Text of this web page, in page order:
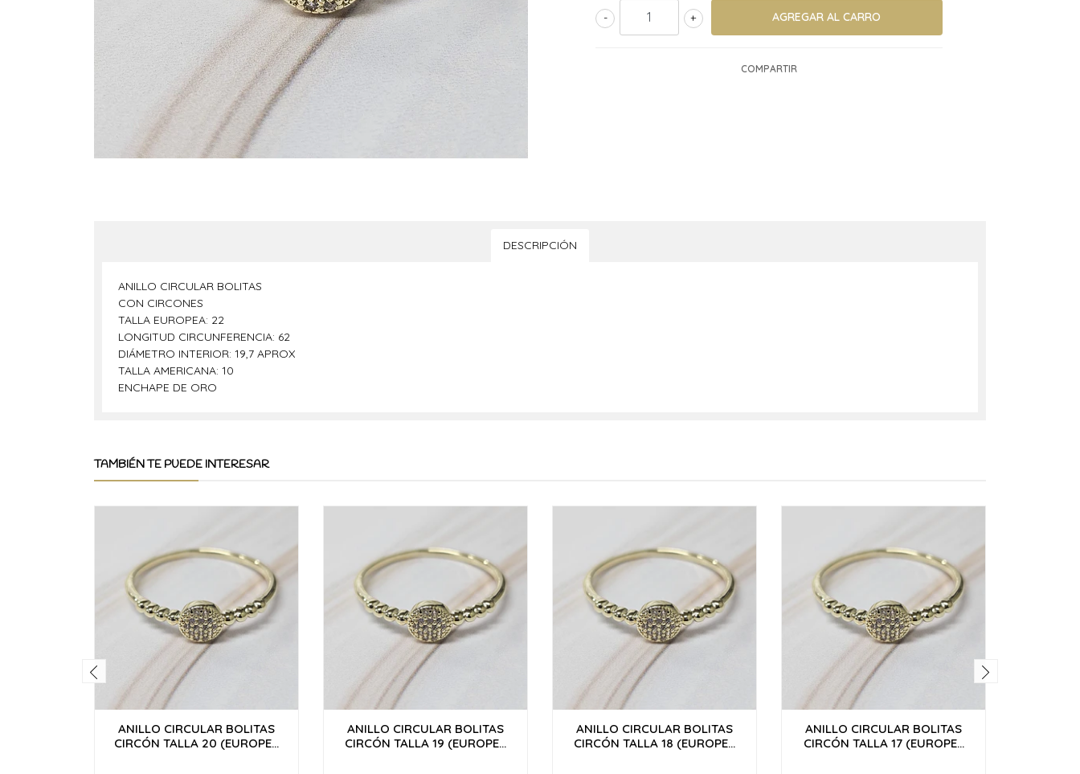
+
-
COMPARTIR
DESCRIPCIÓN
ANILLO CIRCULAR BOLITAS
CON CIRCONES
TALLA EUROPEA: 22
LONGITUD CIRCUNFERENCIA: 62
DIÁMETRO INTERIOR: 19,7 APROX
TALLA AMERICANA: 10
ENCHAPE DE ORO
TAMBIÉN TE PUEDE INTERESAR
ANILLO CIRCULAR BOLITAS
CIRCÓN TALLA 20 (EUROPE...
ANILLO CIRCULAR BOLITAS
CIRCÓN TALLA 19 (EUROPE...
ANILLO CIRCULAR BOLITAS
CIRCÓN TALLA 18 (EUROPE...
ANILLO CIRCULAR BOLITAS
CIRCÓN TALLA 17 (EUROPE...